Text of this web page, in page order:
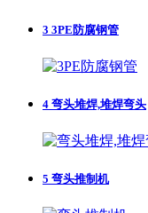
3 3PE防腐钢管
4 弯头堆焊,堆焊弯头
5 弯头推制机